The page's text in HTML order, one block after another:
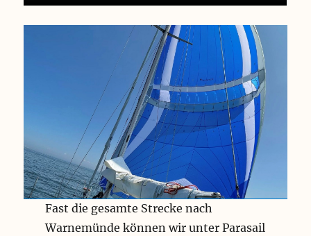
Fast die gesamte Strecke nach
Warnemünde können wir unter Parasail